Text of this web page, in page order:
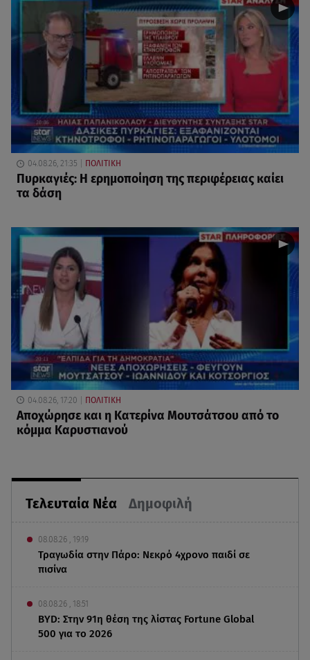
Τελευταία Νέα Δημοφιλή
08.08.26 , 19:19
Τραγωδία στην Πάρο: Νεκρό 4χρονο παιδί σε
πισίνα
08.08.26 , 18:51
BYD: Στην 91η θέση της λίστας Fortune Global
500 για το 2026
04.08.26, 21:35 ΠΟΛΙΤΙΚΗ
Πυρκαγιές: Η ερημοποίηση της περιφέρειας καίει
τα δάση
04.08.26, 17:20 ΠΟΛΙΤΙΚΗ
Αποχώρησε και η Κατερίνα Μουτσάτσου από το
κόμμα Καρυστιανού